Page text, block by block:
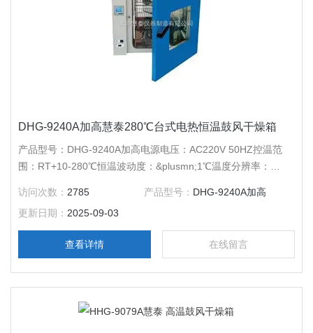
DHG-9240A加高慧泰280℃台式电热恒温鼓风干燥箱
产品型号：DHG-9240A加高电源电压：AC220V 50HZ控温范
围：RT+10-280℃恒温波动度：&plusmn;1℃温度分辨率：
880*800*930公称容积：260L载物托架（标配）：2块定时范
围：1-9999分钟
访问次数： 2785 产品型号： DHG-9240A加高
更新日期： 2025-09-03
查看详情 在线留言